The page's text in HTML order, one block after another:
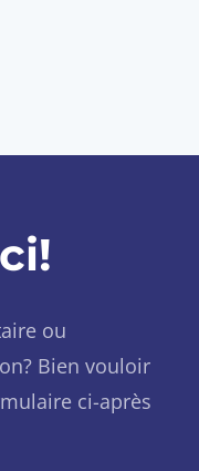
ou
Bien vouloir
ci-après